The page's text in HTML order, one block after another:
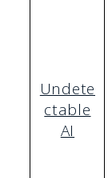
Undete
ctable
AI